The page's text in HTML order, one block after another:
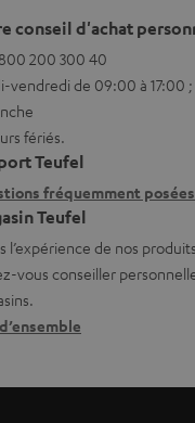
conseil d'achat
200 300 40
vendredi de 09:00 à 17:00 ;
fériés.
Teufel
fréquemment posées
Teufel
l’expérience de nos
vous conseiller